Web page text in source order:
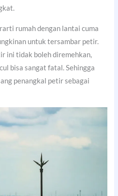
rumah dengan lantai cuma
untuk tersambar petir.
ini tidak boleh diremehkan,
bisa sangat fatal. Sehingga
penangkal petir sebagai